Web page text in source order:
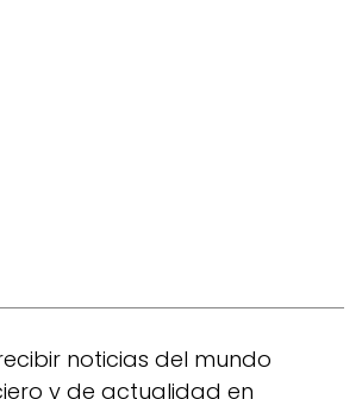
noticias del mundo
y de actualidad en